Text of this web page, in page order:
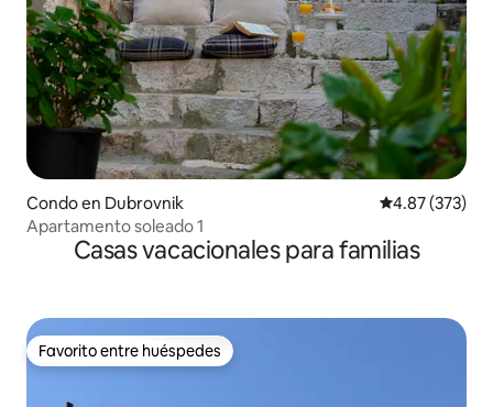
Condo en Dubrovnik Calificación
4.87 (373)
Apartamento soleado 1
Casas vacacionales para familias
Favorito entre huéspedes
Favorito entre huéspedes